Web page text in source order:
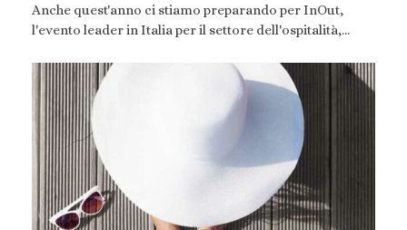
Anche quest'anno ci stiamo preparando per InOut,
l'evento leader in Italia per il settore dell'ospitalità,…